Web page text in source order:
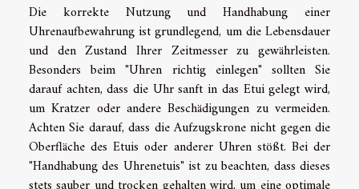
Die korrekte Nutzung und Handhabung einer
Uhrenaufbewahrung ist grundlegend, um die Lebensdauer
und den Zustand Ihrer Zeitmesser zu gewährleisten.
Besonders beim "Uhren richtig einlegen" sollten Sie
darauf achten, dass die Uhr sanft in das Etui gelegt wird,
um Kratzer oder andere Beschädigungen zu vermeiden.
Achten Sie darauf, dass die Aufzugskrone nicht gegen die
Oberfläche des Etuis oder anderer Uhren stößt. Bei der
"Handhabung des Uhrenetuis" ist zu beachten, dass dieses